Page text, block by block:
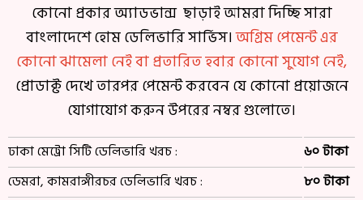
কোনো প্রকার অ্যাডভান্স ছাড়াই আমরা দিচ্ছি সারা
বাংলাদেশে হোম ডেলিভারি সার্ভিস।অগ্রিম পেমেন্ট এর
কোনো ঝামেলা নেই বা প্রতারিত হবার কোনো সুযোগ নেই,
প্রোডাক্ট দেখে তারপর পেমেন্ট করবেন যে কোনো প্রয়োজনে
যোগাযোগ করুন উপরের নম্বর গুলোতে।
ঢাকা মেট্রো সিটি ডেলিভারি খরচ :
৬০ টাকা
ডেমরা, কামরাঙ্গীরচর ডেলিভারি খরচ :
৮০ টাকা